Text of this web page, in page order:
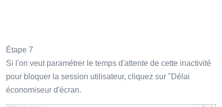
Étape 7
Si l'on veut paramétrer le temps d'attente de cette inactivité
pour bloquer la session utilisateur, cliquez sur "Délai
économiseur d'écran.